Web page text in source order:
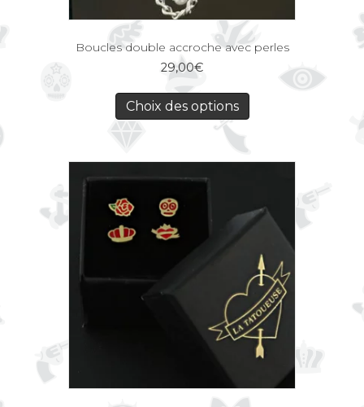
Boucles double accroche avec perles
29,00€
Choix des options